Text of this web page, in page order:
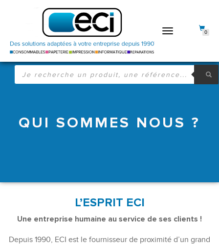
DÉPLIER
RECHERCHE
PRODUITS
0
QUI SOMMES NOUS ?
L’ESPRIT ECI
Une entreprise humaine au service de ses clients !
Depuis 1990, ECI est le fournisseur de proximité d’un grand